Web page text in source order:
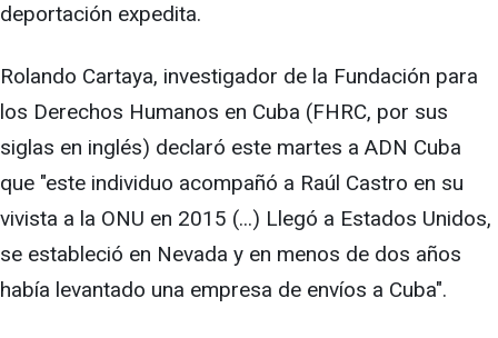
deportación expedita.
Rolando Cartaya, investigador de la Fundación para
los Derechos Humanos en Cuba (FHRC, por sus
siglas en inglés) declaró este martes a ADN Cuba
que "este individuo acompañó a Raúl Castro en su
vivista a la ONU en 2015 (...) Llegó a Estados Unidos,
se estableció en Nevada y en menos de dos años
había levantado una empresa de envíos a Cuba".